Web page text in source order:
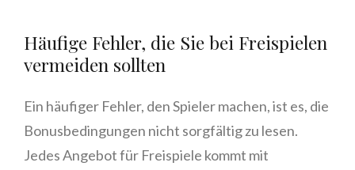
Häufige Fehler, die Sie bei Freispielen
vermeiden sollten
Ein häufiger Fehler, den Spieler machen, ist es, die
Bonusbedingungen nicht sorgfältig zu lesen.
Jedes Angebot für Freispiele kommt mit